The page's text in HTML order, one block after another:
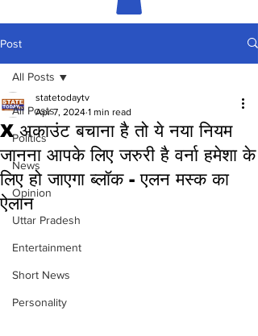
Post
All Posts
Politics
News
Opinion
Uttar Pradesh
Entertainment
Short News
Personality
All Posts
X अकाउंट बचाना है तो ये नया नियम
जानना आपके लिए जरुरी है वर्ना हमेशा के
लिए हो जाएगा ब्लॉक - एलन मस्क का
ऐलान
statetodaytv
Apr 7, 2024 1 min read